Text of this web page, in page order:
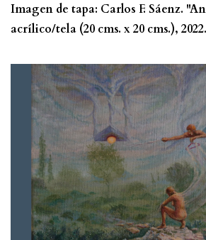
Imagen de tapa: Carlos F. Sáenz.
acrílico/tela (20 cms. x 20 cms.), 2022.